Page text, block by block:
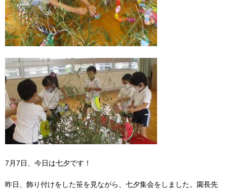
7月7日、今日は七夕です！
昨日、飾り付けをした笹を見ながら、七夕集会をしました。園長先